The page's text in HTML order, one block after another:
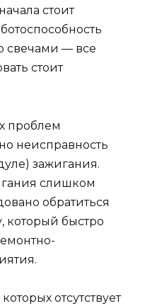
стоит
свечами — все
стоит
проблем
неисправность
зажигания.
слишком
обратиться
который быстро
отсутствует